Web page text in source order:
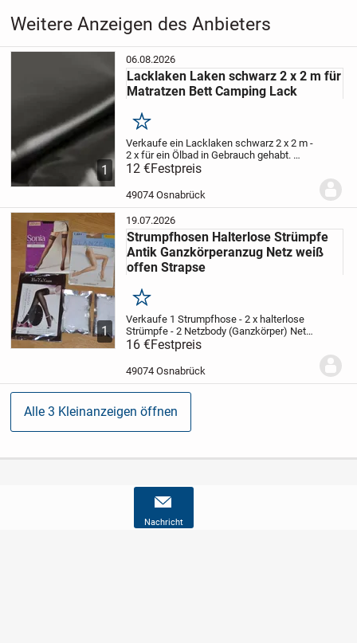
Nachricht
Weitere Anzeigen des Anbieters
1
06.08.2026
Lacklaken Laken schwarz 2 x 2 m für
Matratzen Bett Camping Lack
Merken
Verkaufe ein Lacklaken schwarz 2 x 2 m -
2 x für ein Ölbad in Gebrauch gehabt.
Gesäubert und gereinigt.
zu gebrauchen - auch im Sommer für
Outdoor Porto 6,90 Euro
12 €Festpreis
49074 Osnabrück
1
19.07.2026
Strumpfhosen Halterlose Strümpfe
Antik Ganzkörperanzug Netz weiß
offen Strapse
Merken
Verkaufe 1 Strumpfhose - 2 x halterlose
Strümpfe - 2 Netzbody (Ganzkörper) Netz
weiß unten offen (einer wurde nur mal
ausgepackt)
16 €Festpreis
49074 Osnabrück
Alle 3 Kleinanzeigen öffnen